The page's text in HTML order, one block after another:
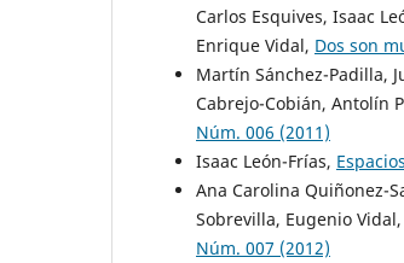
Carlos Esquives, Isaac
Enrique Vidal, Dos son
Martín Sánchez-Padilla,
Cabrejo-Cobián, Antolín
Núm. 006 (2011)
Isaac León-Frías,
Ana Carolina Quiñonez-
Sobrevilla, Eugenio
Núm. 007 (2012)